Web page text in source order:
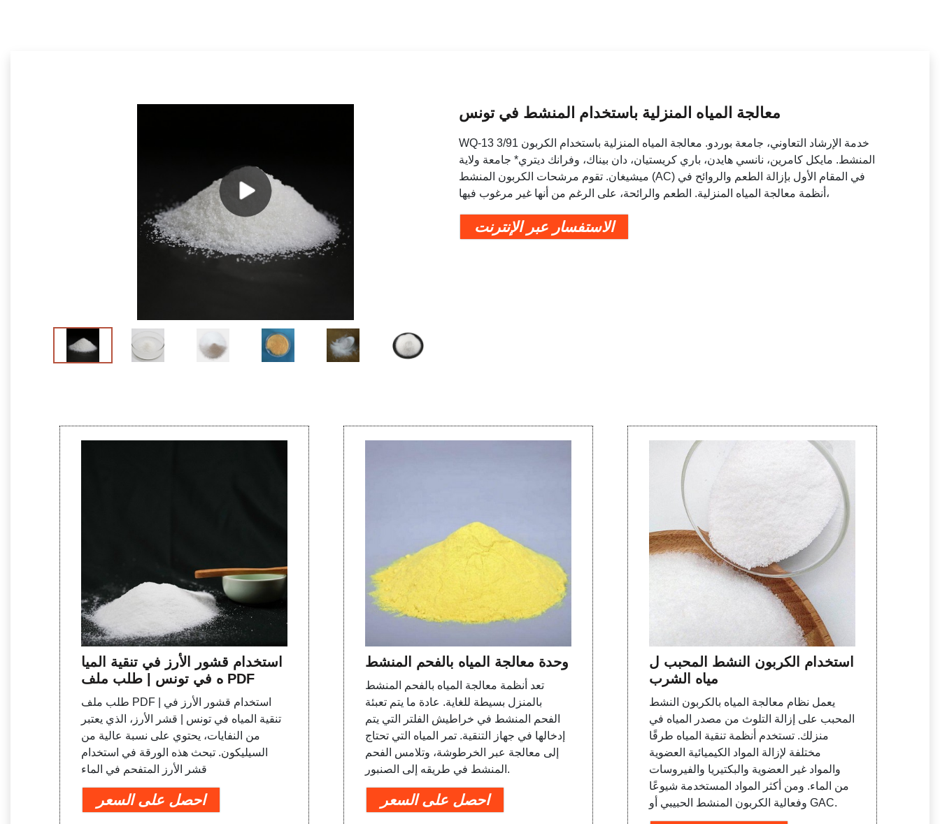
معالجة المياه المنزلية باستخدام المنشط في تونس
WQ-13 3/91 خدمة الإرشاد التعاوني، جامعة بوردو. معالجة المياه المنزلية باستخدام الكربون
المنشط. مايكل كامرين، نانسي هايدن، باري كريستيان، دان بيناك، وفرانك ديتري* جامعة ولاية
ميشيغان. تقوم مرشحات الكربون المنشط (AC) في المقام الأول بإزالة الطعم والروائح في
أنظمة معالجة المياه المنزلية. الطعم والرائحة، على الرغم من أنها غير مرغوب فيها،
الاستفسار عبر الإنترنت
استخدام قشور الأرز في تنقية الميا
ه في تونس | طلب ملف PDF
طلب ملف PDF | استخدام قشور الأرز في
تنقية المياه في تونس | قشر الأرز، الذي يعتبر
من النفايات، يحتوي على نسبة عالية من
السيليكون. تبحث هذه الورقة في استخدام
قشر الأرز المتفحم في الماء
احصل على السعر
وحدة معالجة المياه بالفحم المنشط
تعد أنظمة معالجة المياه بالفحم المنشط
بالمنزل بسيطة للغاية. عادة ما يتم تعبئة
الفحم المنشط في خراطيش الفلتر التي يتم
إدخالها في جهاز التنقية. تمر المياه التي تحتاج
إلى معالجة عبر الخرطوشة، وتلامس الفحم
المنشط في طريقه إلى الصنبور.
احصل على السعر
استخدام الكربون النشط المحبب ل
مياه الشرب
يعمل نظام معالجة المياه بالكربون النشط
المحبب على إزالة التلوث من مصدر المياه في
منزلك. تستخدم أنظمة تنقية المياه طرقًا
مختلفة لإزالة المواد الكيميائية العضوية
والمواد غير العضوية والبكتيريا والفيروسات
من الماء. ومن أكثر المواد المستخدمة شيوعًا
وفعالية الكربون المنشط الحبيبي أو GAC.